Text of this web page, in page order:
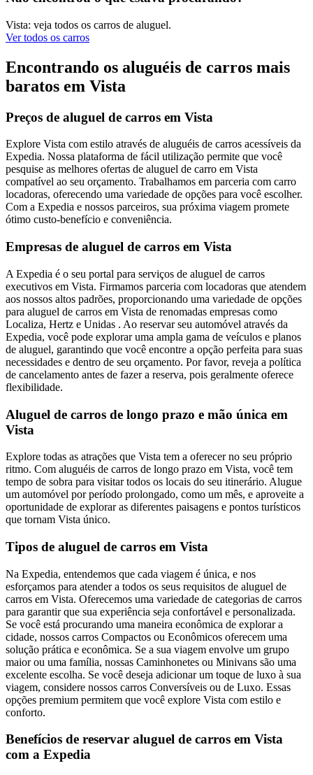
Vista: veja todos os carros de aluguel.
Ver todos os carros
Encontrando os aluguéis de carros mais
baratos em Vista
Preços de aluguel de carros em Vista
Explore Vista com estilo através de aluguéis de carros acessíveis da
Expedia. Nossa plataforma de fácil utilização permite que você
pesquise as melhores ofertas de aluguel de carro em Vista
compatível ao seu orçamento. Trabalhamos em parceria com carro
locadoras, oferecendo uma variedade de opções para você escolher.
Com a Expedia e nossos parceiros, sua próxima viagem promete
ótimo custo-benefício e conveniência.
Empresas de aluguel de carros em Vista
A Expedia é o seu portal para serviços de aluguel de carros
executivos em Vista. Firmamos parceria com locadoras que atendem
aos nossos altos padrões, proporcionando uma variedade de opções
para aluguel de carros em Vista de renomadas empresas como
Localiza, Hertz e Unidas . Ao reservar seu automóvel através da
Expedia, você pode explorar uma ampla gama de veículos e planos
de aluguel, garantindo que você encontre a opção perfeita para suas
necessidades e dentro de seu orçamento. Por favor, reveja a política
de cancelamento antes de fazer a reserva, pois geralmente oferece
flexibilidade.
Aluguel de carros de longo prazo e mão única em
Vista
Explore todas as atrações que Vista tem a oferecer no seu próprio
ritmo. Com aluguéis de carros de longo prazo em Vista, você tem
tempo de sobra para visitar todos os locais do seu itinerário. Alugue
um automóvel por período prolongado, como um mês, e aproveite a
oportunidade de explorar as diferentes paisagens e pontos turísticos
que tornam Vista único.
Tipos de aluguel de carros em Vista
Na Expedia, entendemos que cada viagem é única, e nos
esforçamos para atender a todos os seus requisitos de aluguel de
carros em Vista. Oferecemos uma variedade de categorias de carros
para garantir que sua experiência seja confortável e personalizada.
Se você está procurando uma maneira econômica de explorar a
cidade, nossos carros Compactos ou Econômicos oferecem uma
solução prática e econômica. Se a sua viagem envolve um grupo
maior ou uma família, nossas Caminhonetes ou Minivans são uma
excelente escolha. Se você deseja adicionar um toque de luxo à sua
viagem, considere nossos carros Conversíveis ou de Luxo. Essas
opções premium permitem que você explore Vista com estilo e
conforto.
Benefícios de reservar aluguel de carros em Vista
com a Expedia